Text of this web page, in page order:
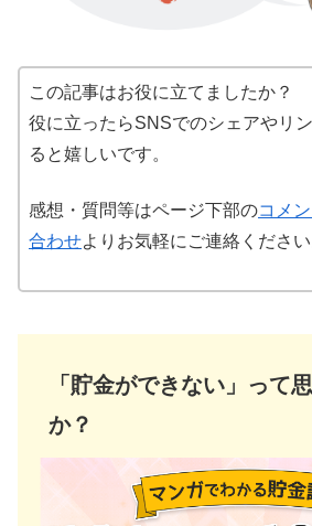
この記事はお役に立てましたか？
役に立ったらSNSでのシェアやリ
ると嬉しいです。
感想・質問等はページ下部のコメ
合わせよりお気軽にご連絡ください
「貯金ができない」って
か？